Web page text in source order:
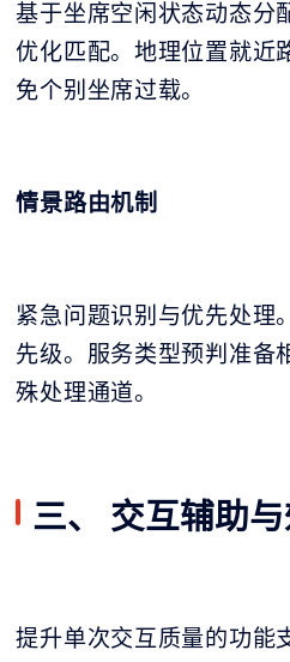
基于坐席空闲状态动态分
优化匹配。地理位置就近
免个别坐席过载。
情景路由机制
紧急问题识别与优先处理
先级。服务类型预判准备
殊处理通道。
三、 交互辅助
提升单次交互质量的功能